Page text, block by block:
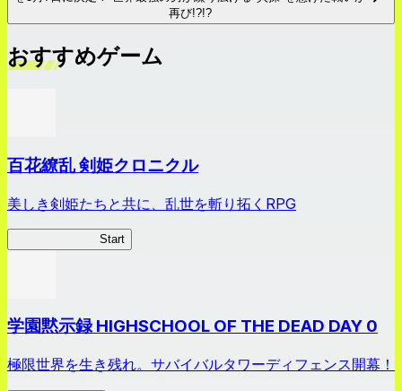
再び!?!?
おすすめゲーム
百花繚乱 剣姫クロニクル
美しき剣姫たちと共に、乱世を斬り拓くRPG
Start
学園黙示録 HIGHSCHOOL OF THE DEAD DAY 0
極限世界を生き残れ。サバイバルタワーディフェンス開幕！